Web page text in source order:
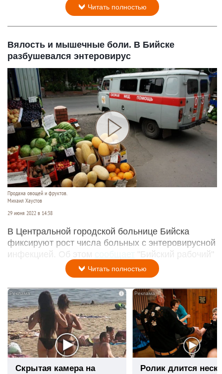
Читать полностью
Вялость и мышечные боли. В Бийске
разбушевался энтеровирус
Продажа овощей и фруктов.
Михаил Хаустов
29 июня 2022 в 14:38
В Центральной городской больнице Бийска
фиксируют рост числа больных с энтеровирусной
инфекцией. Об этом
сообщает "Бийский рабочий"
Читать полностью
i
Скрытая камера на
Ролик длится